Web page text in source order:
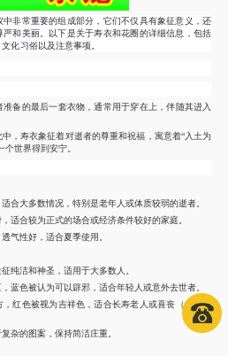
中非常重要的组成部分，它们不仅具有象征意义，还
严和美丽。以下是关于寿衣和花圈的详细信息，包括
化习俗以及注意事项。
准备的最后一套衣物，通常用于穿在上，伴随其进入
中，寿衣象征着对逝者的尊重和祝福，寓意着“入土为
个世界得到安宁。
合大多数情况，特别是老年人或体质较弱的逝者。
适合较为正式的场合或经济条件较好的家庭。
气性好，适合夏季使用。
纯洁和神圣，适用于大多数人。
蓝色被认为可以辟邪，适合年轻人或意外去世者。
，红色被视为吉祥色，适合长寿老人或喜丧（如百岁
杂的图案，保持简洁庄重。